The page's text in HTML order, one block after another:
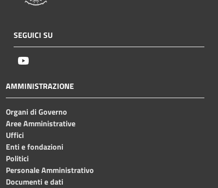
SEGUICI SU
AMMINISTRAZIONE
Organi di Governo
Aree Amministrative
Uffici
Enti e fondazioni
Politici
Personale Amministrativo
Documenti e dati